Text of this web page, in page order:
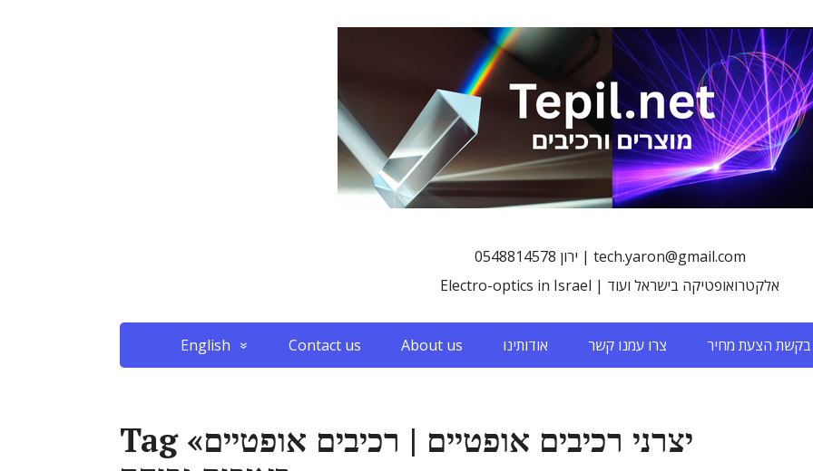
0548814578 ירון | tech.yaron@gmail.com
Electro-optics in Israel | אלקטרואופטיקה בישראל ועוד
English Contact us About us אודותינו צרו עמנו קשר בקשת הצעת מחיר
Tag «יצרני רכיבים אופטיים | רכיבים אופטיים